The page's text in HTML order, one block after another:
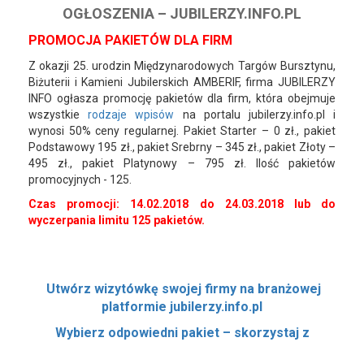
OGŁOSZENIA – JUBILERZY.INFO.PL
PROMOCJA PAKIETÓW DLA FIRM
Z okazji 25. urodzin Międzynarodowych Targów Bursztynu,
Biżuterii i Kamieni Jubilerskich AMBERIF, firma JUBILERZY
INFO ogłasza promocję pakietów dla firm, która obejmuje
wszystkierodzaje wpisów na portalu jubilerzy.info.pl i
wynosi 50% ceny regularnej. Pakiet Starter – 0 zł., pakiet
Podstawowy 195 zł., pakiet Srebrny – 345 zł., pakiet Złoty –
495 zł., pakiet Platynowy – 795 zł. Ilość pakietów
promocyjnych - 125.
Czas promocji: 14.02.2018 do 24.03.2018 lub do
wyczerpania limitu 125 pakietów.
Utwórz wizytówkę swojej firmy na branżowej
platformie jubilerzy.info.pl
Wybierz odpowiedni pakiet – skorzystaj z